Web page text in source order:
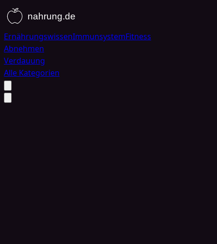
ErnährungswissenImmunsystemFitness
Abnehmen
Verdauung
Alle Kategorien